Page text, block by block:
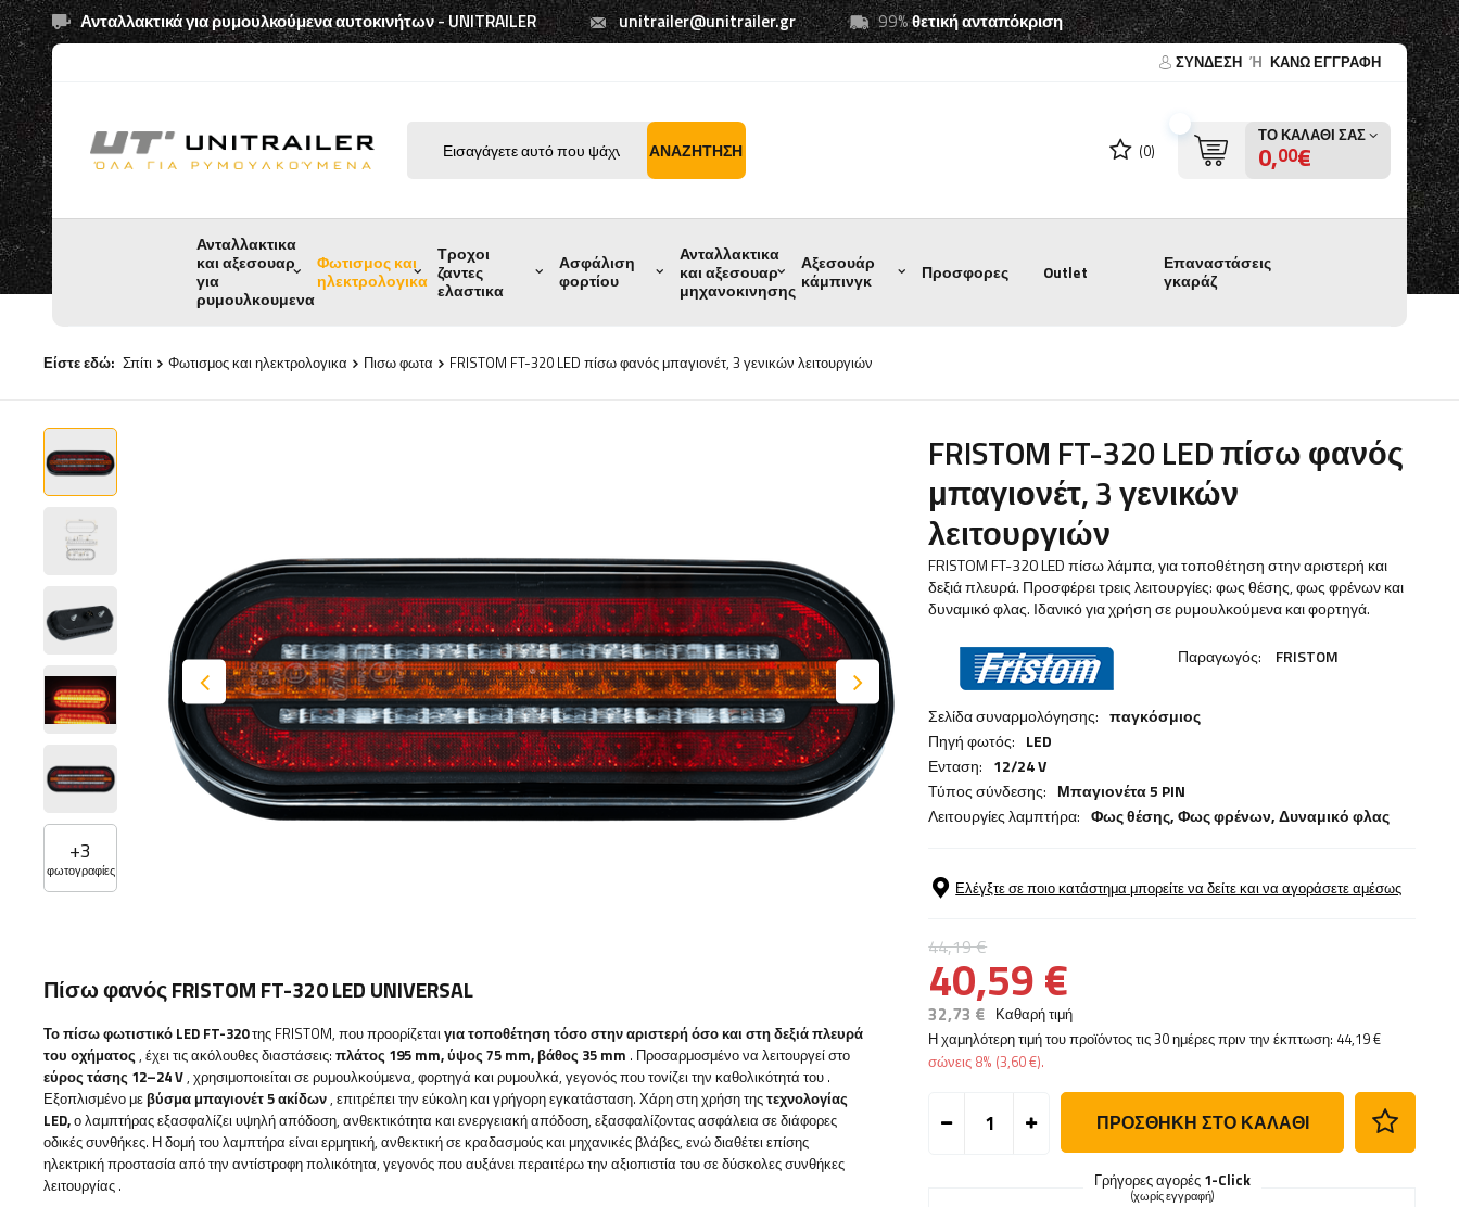
Ανταλλακτικά για ρυμουλκούμενα αυτοκινήτων - UNITRAILER unitrailer@unitrailer.gr 99%θετική ανταπόκριση
ΣΎΝΔΕΣΗ Ή ΚΑΝΩ ΕΓΓΡΑΦΗ
ΑΝΑΖΉΤΗΣΗ (0)
ΤΟ ΚΑΛΆΘΙ ΣΑΣ
0,00€
Ανταλλακτικα
και αξεσουαρ
για
ρυμουλκουμενα
Φωτισμος και
ηλεκτρολογικα
Τροχοι
ζαντες
ελαστικα
Ασφάλιση
φορτίου
Ανταλλακτικα
και αξεσουαρ
μηχανοκινησης
Αξεσουάρ
κάμπινγκ
Προσφορες Outlet
Επαναστάσεις
γκαράζ
Είστε εδώ: Σπίτι Φωτισμος και ηλεκτρολογικα Πισω φωτα FRISTOM FT-320 LED πίσω φανός μπαγιονέτ, 3 γενικών λειτουργιών
+3
φωτογραφίες
FRISTOM FT-320 LED πίσω φανός
μπαγιονέτ, 3 γενικών
λειτουργιών
FRISTOM FT-320 LED πίσω λάμπα, για τοποθέτηση στην αριστερή και
δεξιά πλευρά. Προσφέρει τρεις λειτουργίες: φως θέσης, φως φρένων και
δυναμικό φλας. Ιδανικό για χρήση σε ρυμουλκούμενα και φορτηγά.
Παραγωγός: FRISTOM
Σελίδα συναρμολόγησης: παγκόσμιος
Πηγή φωτός: LED
Ενταση: 12/24 V
Τύπος σύνδεσης: Μπαγιονέτα 5 PIN
Λειτουργίες λαμπτήρα: Φως θέσης,Φως φρένων,Δυναμικό φλας
Ελέγξτε σε ποιο κατάστημα μπορείτε να δείτε και να αγοράσετε αμέσως
44,19 €
40,59 €
32,73 € Καθαρή τιμή
Η χαμηλότερη τιμή του προϊόντος τις 30 ημέρες πριν την έκπτωση: 44,19 €
σώνεις 8% (3,60 €).
ΠΡΟΣΘΉΚΗ ΣΤΟ ΚΑΛΆΘΙ
Γρήγορες αγορές 1-Click
(χωρίς εγγραφή)
Πίσω φανός FRISTOM FT-320 LED UNIVERSAL
Το πίσω φωτιστικό LED FT-320της FRISTOM, που προορίζεταιγια τοποθέτηση τόσο στην αριστερή όσο και στη δεξιά πλευρά
του οχήματος, έχει τις ακόλουθες διαστάσεις: πλάτος 195 mm, ύψος 75 mm, βάθος 35 mm . Προσαρμοσμένο να λειτουργεί στο
εύρος τάσης 12–24 V, χρησιμοποιείται σε ρυμουλκούμενα, φορτηγά και ρυμουλκά, γεγονός που τονίζει την καθολικότητά του .
Εξοπλισμένο με βύσμα μπαγιονέτ 5 ακίδων, επιτρέπει την εύκολη και γρήγορη εγκατάσταση. Χάρη στη χρήση τηςτεχνολογίας
LED,ο λαμπτήρας εξασφαλίζει υψηλή απόδοση, ανθεκτικότητα και ενεργειακή απόδοση, εξασφαλίζοντας ασφάλεια σε διάφορες
οδικές συνθήκες. Η δομή του λαμπτήρα είναι ερμητική, ανθεκτική σε κραδασμούς και μηχανικές βλάβες, ενώ διαθέτει επίσης
ηλεκτρική προστασία από την αντίστροφη πολικότητα, γεγονός που αυξάνει περαιτέρω την αξιοπιστία του σε δύσκολες συνθήκες
λειτουργίας .